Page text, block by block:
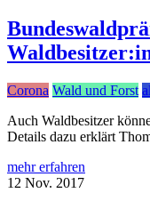
Corona Wald und Forst
Auch Waldbesitzer
Details dazu erklärt
mehr erfahren
12 Nov. 2017